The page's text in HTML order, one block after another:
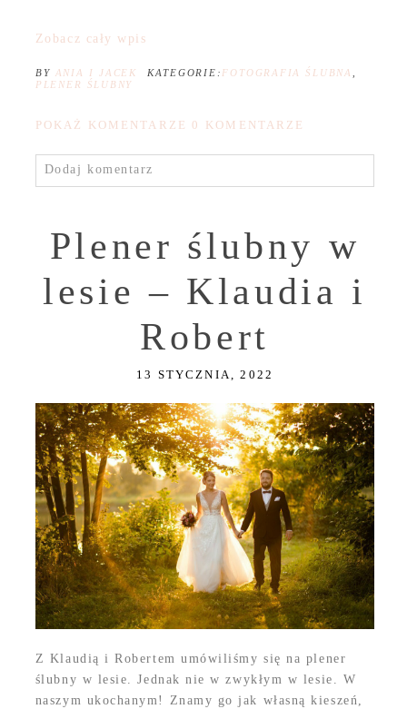
Zobacz cały wpis
BY ANIA I JACEK KATEGORIE: FOTOGRAFIA ŚLUBNA
PLENER ŚLUBNY
POKAŻ KOMENTARZE 0 KOMENTARZE
Dodaj komentarz
Plener ślubny w
lesie – Klaudia i
Robert
13 STYCZNIA, 2022
Z Klaudią i Robertem umówiliśmy się na plener
ślubny w lesie. Jednak nie w zwykłym w lesie. W
naszym ukochanym! Znamy go jak własną kieszeń,